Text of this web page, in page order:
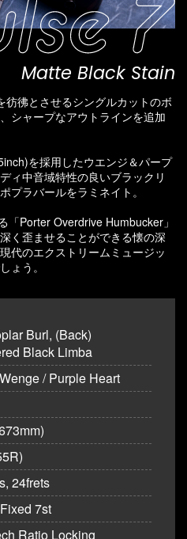
Matte Black Stain
彷彿とさせるシングルカットのボ
シャープなアウトラインを追加
を採用したウエンジ＆パープ
ィ中音域特性の良いブラックリ
プラバールをラミネイト。
「Porter Overdrive Humbucker」
く歪ませることができる懐の深
代のエクストリームミュージッ
ょう。
Burl, (Back)
Black Limba
/ Purple Heart
24frets
7st
Ratio Locking